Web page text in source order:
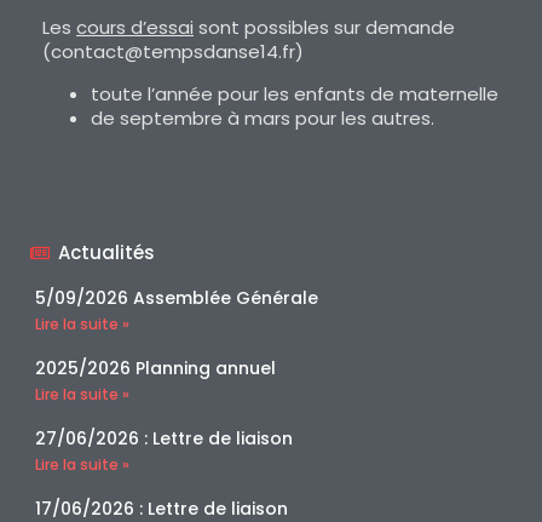
Les cours d’essai sont possibles sur demande
(contact@tempsdanse14.fr)
toute l’année pour les enfants de maternelle
de septembre à mars pour les autres.
Actualités
5/09/2026 Assemblée Générale
Lire la suite »
2025/2026 Planning annuel
Lire la suite »
27/06/2026 : Lettre de liaison
Lire la suite »
17/06/2026 : Lettre de liaison